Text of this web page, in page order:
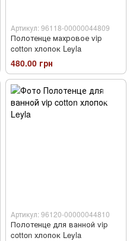
Артикул: 96118-00000044809
Полотенце махровое vip
cotton хлопок Leyla
480.00 грн
Артикул: 96120-00000044810
Полотенце для ванной vip
cotton хлопок Leyla